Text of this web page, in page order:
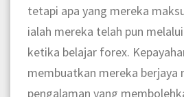
tetapi apa yang mereka
ialah mereka telah pun
ketika belajar forex.
membuatkan mereka berjaya
pengalaman yang